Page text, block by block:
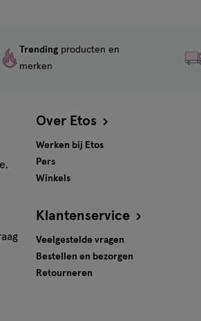
Trending producten en
merken
Over Etos
Werken bij Etos
Pers
Winkels
Klantenservice
Veelgestelde vragen
Bestellen en bezorgen
Retourneren